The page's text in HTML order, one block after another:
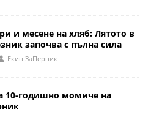
и месене на хляб: Лятото в
започва с пълна сила
Eкип ЗаПерник
10-годишно момиче на